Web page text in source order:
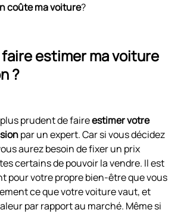
coûte ma voiture?
estimer ma voiture
?
prudent de faireestimer votre
par un expert. Car si vous décidez
aurez besoin de fixer un prix
certains de pouvoir la vendre. Il est
pour votre propre bien-être que vous
ce que votre voiture vaut, et
par rapport au marché. Même si